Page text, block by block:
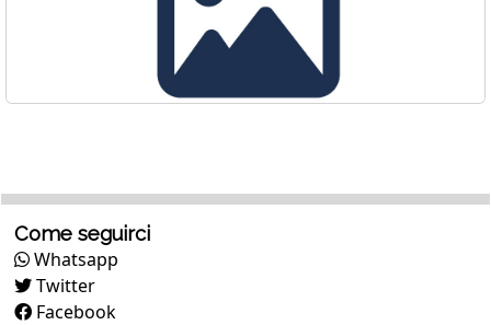
Come seguirci
Whatsapp
Twitter
Facebook